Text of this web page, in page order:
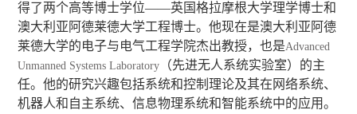
得了两个高等博士学位——英国格拉摩根大学理学博士和
澳大利亚阿德莱德大学工程博士。他现在是澳大利亚阿德
莱德大学的电子与电气工程学院杰出教授，也是Advanced
Unmanned Systems Laboratory （先进无人系统实验室）的主
任。他的研究兴趣包括系统和控制理论及其在网络系统、
机器人和自主系统、信息物理系统和智能系统中的应用。